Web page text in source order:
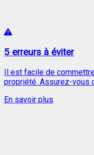
5 erreurs à éviter
Il est facile de
propriété. Assurez-vous
En savoir plus